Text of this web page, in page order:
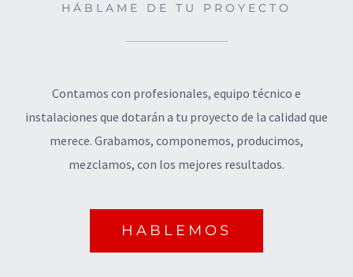
HÁBLAME DE TU PROYECTO
Contamos con profesionales, equipo técnico e
instalaciones que dotarán a tu proyecto de la calidad que
merece. Grabamos, componemos, producimos,
mezclamos, con los mejores resultados.
HABLEMOS